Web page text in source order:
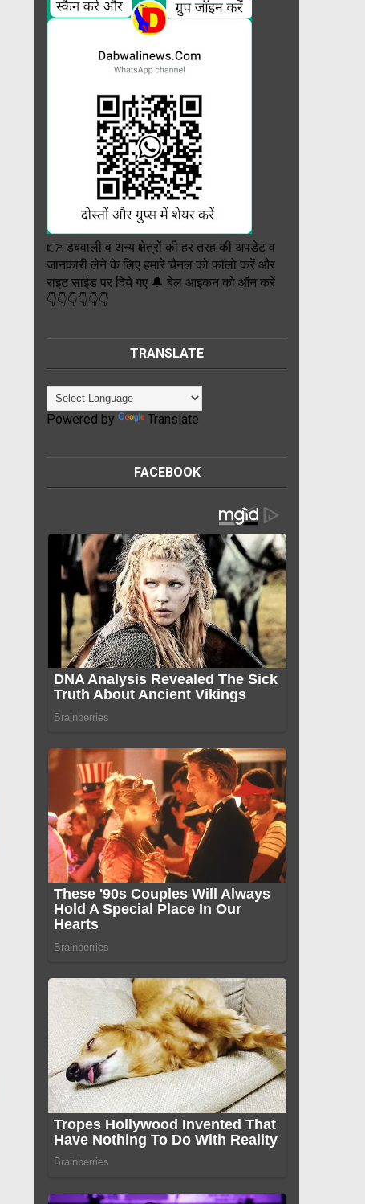
👉 डबवाली व अन्य क्षेत्रों की हर तरह की अपडेट व
जानकारी लेने के लिए हमारे चैनल को फॉलो करें और
राइट साईड पर दिये गए 🔔 बेल आइकन को ऑन करें
👇👇👇👇👇👇
TRANSLATE
Powered by Translate
FACEBOOK